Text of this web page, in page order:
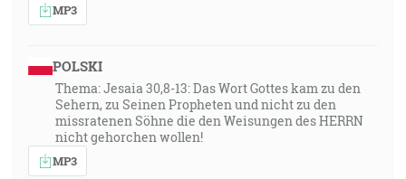
MP3
POLSKI
Thema: Jesaia 30,8-13: Das Wort Gottes kam zu den
Sehern, zu Seinen Propheten und nicht zu den
missratenen Söhne die den Weisungen des HERRN
nicht gehorchen wollen!
MP3